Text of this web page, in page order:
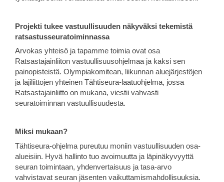
Projekti tukee vastuullisuuden näkyväksi tekemistä
ratsastusseuratoiminnassa
Arvokas yhteisö ja tapamme toimia ovat osa
Ratsastajainliiton vastuullisuusohjelmaa ja kaksi sen
painopisteistä. Olympiakomitean, liikunnan aluejärjestöjen
ja lajiliittojen yhteinen Tähtiseura-laatuohjelma, jossa
Ratsastajainliitto on mukana, viestii vahvasti
seuratoiminnan vastuullisuudesta.
Miksi mukaan?
Tähtiseura-ohjelma pureutuu moniin vastuullisuuden osa-
alueisiin. Hyvä hallinto tuo avoimuutta ja läpinäkyvyyttä
seuran toimintaan, yhdenvertaisuus ja tasa-arvo
vahvistavat seuran jäsenten vaikuttamismahdollisuuksia.